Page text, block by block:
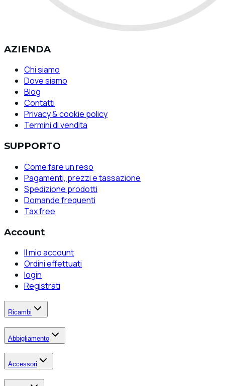
AZIENDA
Chi siamo
Dove siamo
Blog
Contatti
Privacy & cookie policy
Termini di vendita
SUPPORTO
Come fare un reso
Pagamenti, prezzi e tassazione
Spedizione prodotti
Domande frequenti
Tax free
Account
Il mio account
Ordini effettuati
login
Registrati
Ricambi
Abbigliamento
Accessori